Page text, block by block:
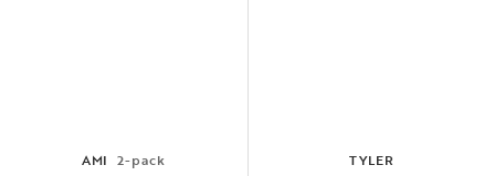
AMI 2-pack TYLER